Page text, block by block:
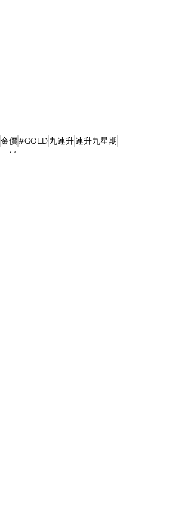
金價#GOLD九連升連升九星期
gold